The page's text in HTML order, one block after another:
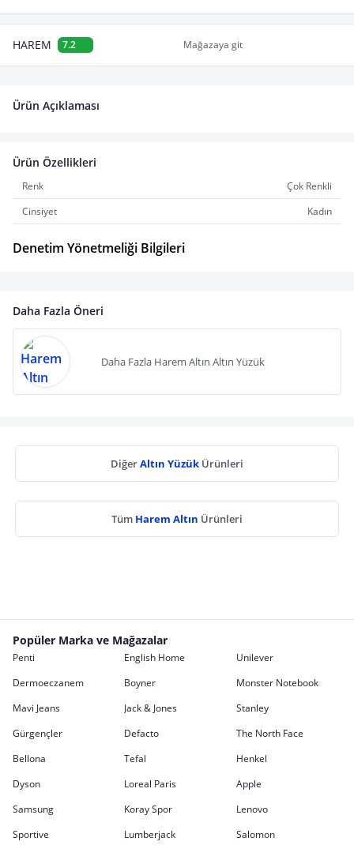
HAREM 7.2 Mağazaya git
Ürün Açıklaması
Ürün Özellikleri
Renk
Çok Renkli
Cinsiyet
Kadın
Denetim Yönetmeliği Bilgileri
Daha Fazla Öneri
Daha Fazla Harem Altın Altın Yüzük
DiğerAltın Yüzük Ürünleri
Tüm Harem Altın Ürünleri
Popüler Marka ve Mağazalar
Penti English Home
Unilever
Dermoeczanem
Boyner
Monster Notebook
Mavi Jeans
Jack & Jones
Stanley
Gürgençler
Defacto
The North Face
Bellona
Tefal
Henkel
Dyson
Loreal Paris
Apple
Samsung
Koray Spor
Lenovo
Sportive
Lumberjack Salomon